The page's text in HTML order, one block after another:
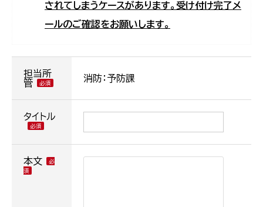
されてしまうケースがあります。受け付け完了メ
ールのご確認をお願いします。
担当所
管
消防：予防課
タイトル
本文